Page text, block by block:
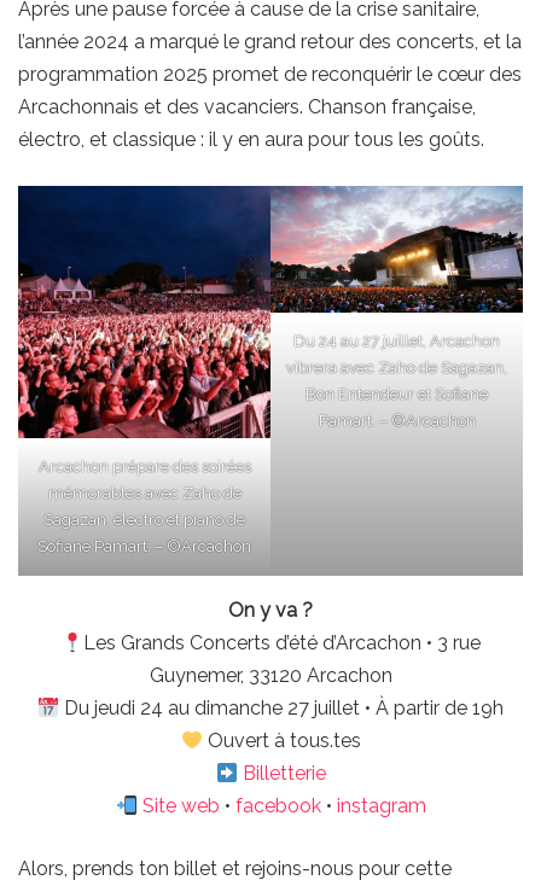
Après une pause forcée à cause de la crise sanitaire,
l’année 2024 a marqué le grand retour des concerts, et la
programmation 2025 promet de reconquérir le cœur des
Arcachonnais et des vacanciers. Chanson française,
électro, et classique : il y en aura pour tous les goûts.
Arcachon prépare des soirées
mémorables avec Zaho de
Sagazan, électro et piano de
Sofiane Pamart. – ©Arcachon
Du 24 au 27 juillet, Arcachon
vibrera avec Zaho de Sagazan,
Bon Entendeur et Sofiane
Pamart. – ©Arcachon
On y va ?
Les Grands Concerts d’été d’Arcachon • 3 rue
Guynemer, 33120 Arcachon
Du jeudi 24 au dimanche 27 juillet • À partir de 19h
Ouvert à tous.tes
Billetterie
Site web • facebook• instagram
Alors, prends ton billet et rejoins-nous pour cette